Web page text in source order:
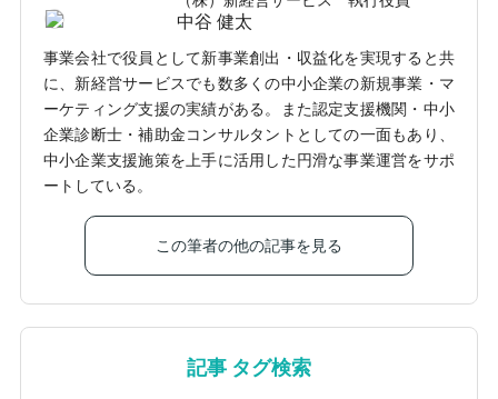
中谷 健太
事業会社で役員として新事業創出・収益化を実現すると共
に、新経営サービスでも数多くの中小企業の新規事業・マ
ーケティング支援の実績がある。また認定支援機関・中小
企業診断士・補助金コンサルタントとしての一面もあり、
中小企業支援施策を上手に活用した円滑な事業運営をサポ
ートしている。
この筆者の他の記事を見る
記事 タグ検索